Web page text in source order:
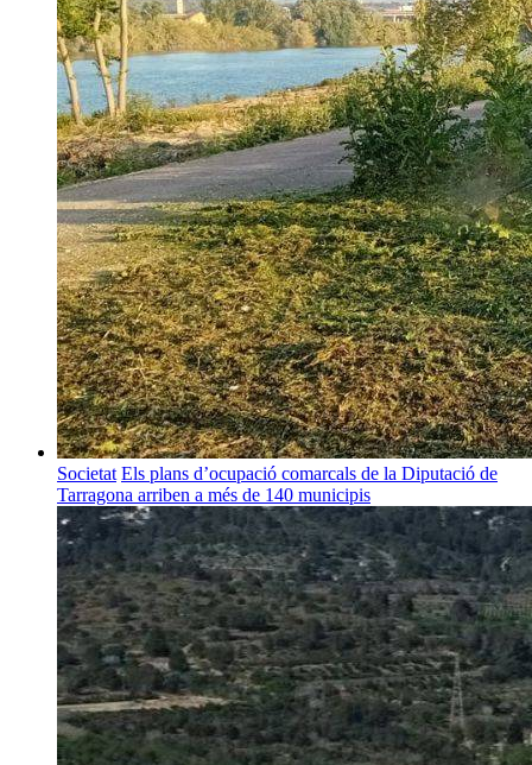
Societat Els plans d’ocupació comarcals de la Diputació de
Tarragona arriben a més de 140 municipis